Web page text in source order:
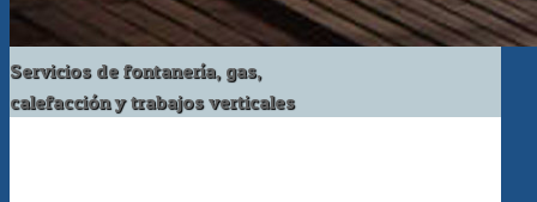
Servicios de fontanería, gas,
calefacción y trabajos verticales